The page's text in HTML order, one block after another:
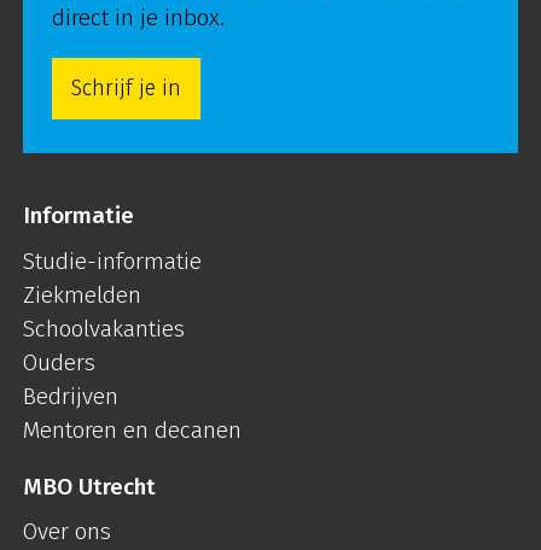
direct in je inbox.
Schrijf je in
Informatie
Studie-informatie
Ziekmelden
Schoolvakanties
Ouders
Bedrijven
Mentoren en decanen
MBO Utrecht
Over ons